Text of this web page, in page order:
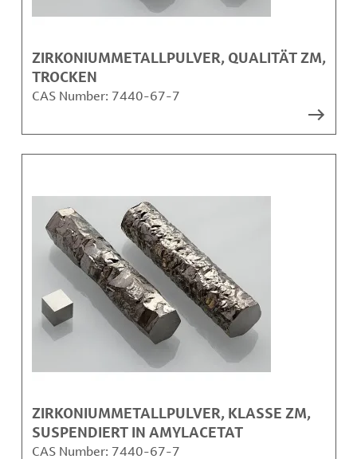
ZIRKONIUMMETALLPULVER, QUALITÄT ZM,
TROCKEN
CAS Number: 7440-67-7
ZIRKONIUMMETALLPULVER, KLASSE ZM,
SUSPENDIERT IN AMYLACETAT
CAS Number: 7440-67-7